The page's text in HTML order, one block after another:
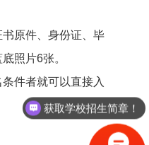
原件、身份证、毕
照片6张。
件者就可以直接入
获取学校招生简章！